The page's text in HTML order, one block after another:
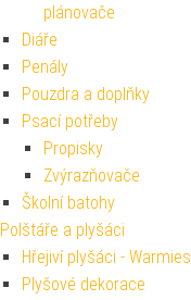
plánovače
Diáře
Penály
Pouzdra a doplňky
Psací potřeby
Propisky
Zvýrazňovače
Školní batohy
Polštáře a plyšáci
Hřejiví plyšáci - Warmies
Plyšové dekorace